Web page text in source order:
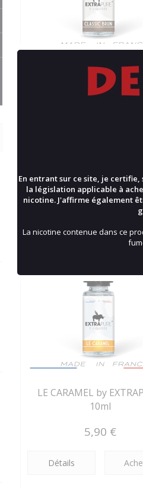
En entrant sur ce site, je
la législation applicable à
nicotine. J'affirme également
La nicotine contenue dans ce
CLASSIC BRUN by
10ml
Disponible
LE CARAMEL by
10ml
5,90 €
Détails